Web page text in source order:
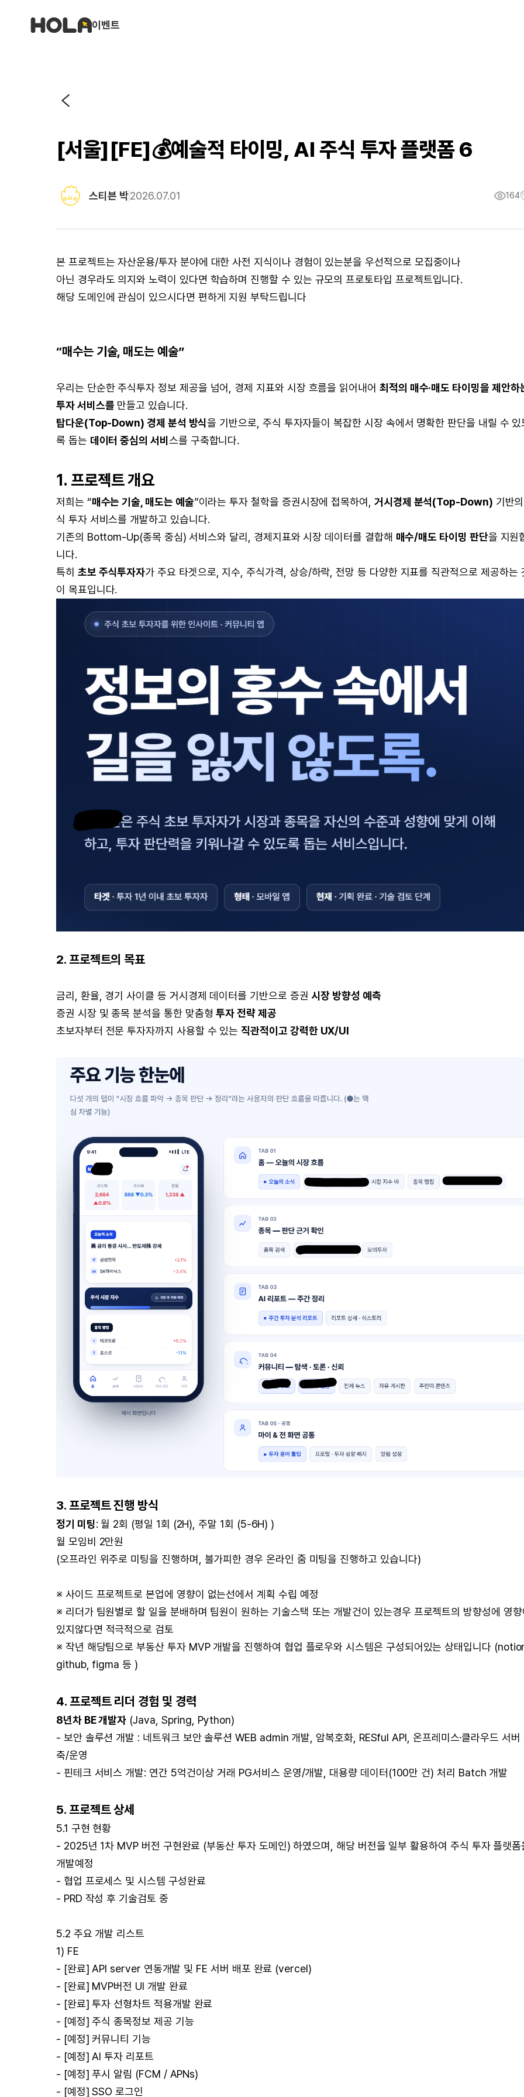
이벤트
[서울][FE]💰예술적 타이밍, AI 주식 투자 플랫폼 6
스티븐 박2026.07.01 164
본 프로젝트는 자산운용/투자 분야에 대한 사전 지식이나 경험이 있는분을 우선적으로 모집중이나
아닌 경우라도 의지와 노력이 있다면 학습하며 진행할 수 있는 규모의 프로토타입 프로젝트입니다.
해당 도메인에 관심이 있으시다면 편하게 지원 부탁드립니다
“매수는 기술, 매도는 예술”
우리는 단순한 주식투자 정보 제공을 넘어, 경제 지표와 시장 흐름을 읽어내어 최적의 매수·매도 타이밍을 제안하
투자 서비스를 만들고 있습니다.
탑다운(Top-Down) 경제 분석 방식을 기반으로, 주식 투자자들이 복잡한 시장 속에서 명확한 판단을 내릴 수 있
록 돕는 데이터 중심의 서비 스를 구축합니다.
1. 프로젝트 개요
저희는 “매수는 기술, 매도는 예술”이라는 투자 철학을 증권시장에 접목하여, 거시경제 분석(Top-Down) 기반
식 투자 서비스를 개발하고 있습니다.
기존의 Bottom-Up(종목 중심) 서비스와 달리, 경제지표와 시장 데이터를 결합해 매수/매도 타이밍 판단을 지원
니다.
특히 초보 주식투자자가 주요 타겟으로, 지수, 주식가격, 상승/하락, 전망 등 다양한 지표를 직관적으로 제공하는
이 목표입니다.
2. 프로젝트의 목표
금리, 환율, 경기 사이클 등 거시경제 데이터를 기반으로 증권 시장 방향성 예측
증권 시장 및 종목 분석을 통한 맞춤형투자 전략 제공
초보자부터 전문 투자자까지 사용할 수 있는직관적이고 강력한 UX/UI
3. 프로젝트 진행 방식
정기 미팅: 월 2회 (평일 1회 (2H), 주말 1회 (5-6H) )
월 모임비 2만원
(오프라인 위주로 미팅을 진행하며, 불가피한 경우 온라인 줌 미팅을 진행하고 있습니다)
※ 사이드 프로젝트로 본업에 영향이 없는선에서 계획 수립 예정
※ 리더가 팀원별로 할 일을 분배하며 팀원이 원하는 기술스택 또는 개발건이 있는경우 프로젝트의 방향성에 영
있지않다면 적극적으로 검토
※ 작년 해당팀으로 부동산 투자 MVP 개발을 진행하여 협업 플로우와 시스템은 구성되어있는 상태입니다
github, figma 등 )
4. 프로젝트 리더 경험 및 경력
8년차 BE 개발자 (Java, Spring, Python)
- 보안 솔루션 개발 : 네트워크 보안 솔루션 WEB admin 개발, 암복호화, RESful API, 온프레미스·클라우드 서버
축/운영
- 핀테크 서비스 개발: 연간 5억건이상 거래 PG서비스 운영/개발, 대용량 데이터(100만 건) 처리 Batch 개발
5. 프로젝트 상세
5.1 구현 현황
- 2025년 1차 MVP 버전 구현완료 (부동산 투자 도메인) 하였으며, 해당 버전을 일부 활용하여 주식 투자 플랫폼
개발예정
- 협업 프로세스 및 시스템 구성완료
- PRD 작성 후 기술검토 중
5.2 주요 개발 리스트
1) FE
- [완료] API server 연동개발 및 FE 서버 배포 완료 (vercel)
- [완료] MVP버전 UI 개발 완료
- [완료] 투자 선형차트 적용개발 완료
- [예정] 주식 종목정보 제공 기능
- [예정] 커뮤니티 기능
- [예정] AI 투자 리포트
- [예정] 푸시 알림 (FCM / APNs)
- [예정] SSO 로그인